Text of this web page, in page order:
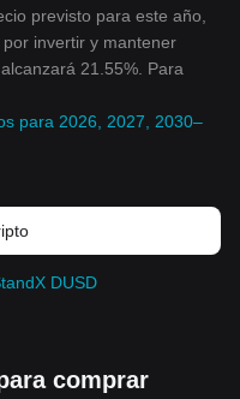
previsto para este año,
invertir y mantener
21.55%. Para
para 2026, 2027, 2030–
DUSD
comprar